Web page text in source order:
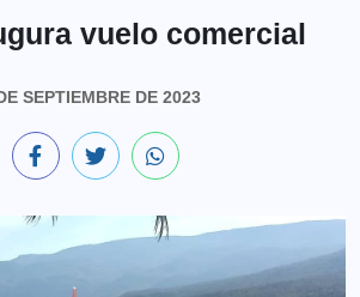
vuelo comercial
SEPTIEMBRE DE 2023